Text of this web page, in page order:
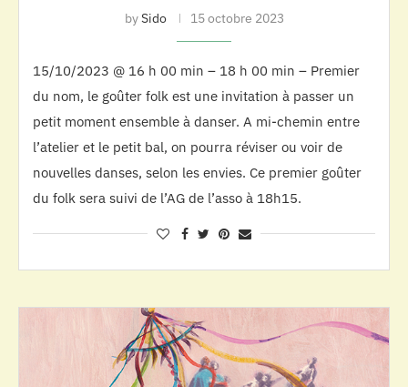
bySido 15 octobre 2023
15/10/2023 @ 16 h 00 min – 18 h 00 min – Premier
du nom, le goûter folk est une invitation à passer un
petit moment ensemble à danser. A mi-chemin entre
l’atelier et le petit bal, on pourra réviser ou voir de
nouvelles danses, selon les envies. Ce premier goûter
du folk sera suivi de l’AG de l’asso à 18h15.